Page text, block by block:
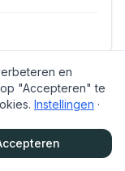
en
"Accepteren" te
Instellingen ·